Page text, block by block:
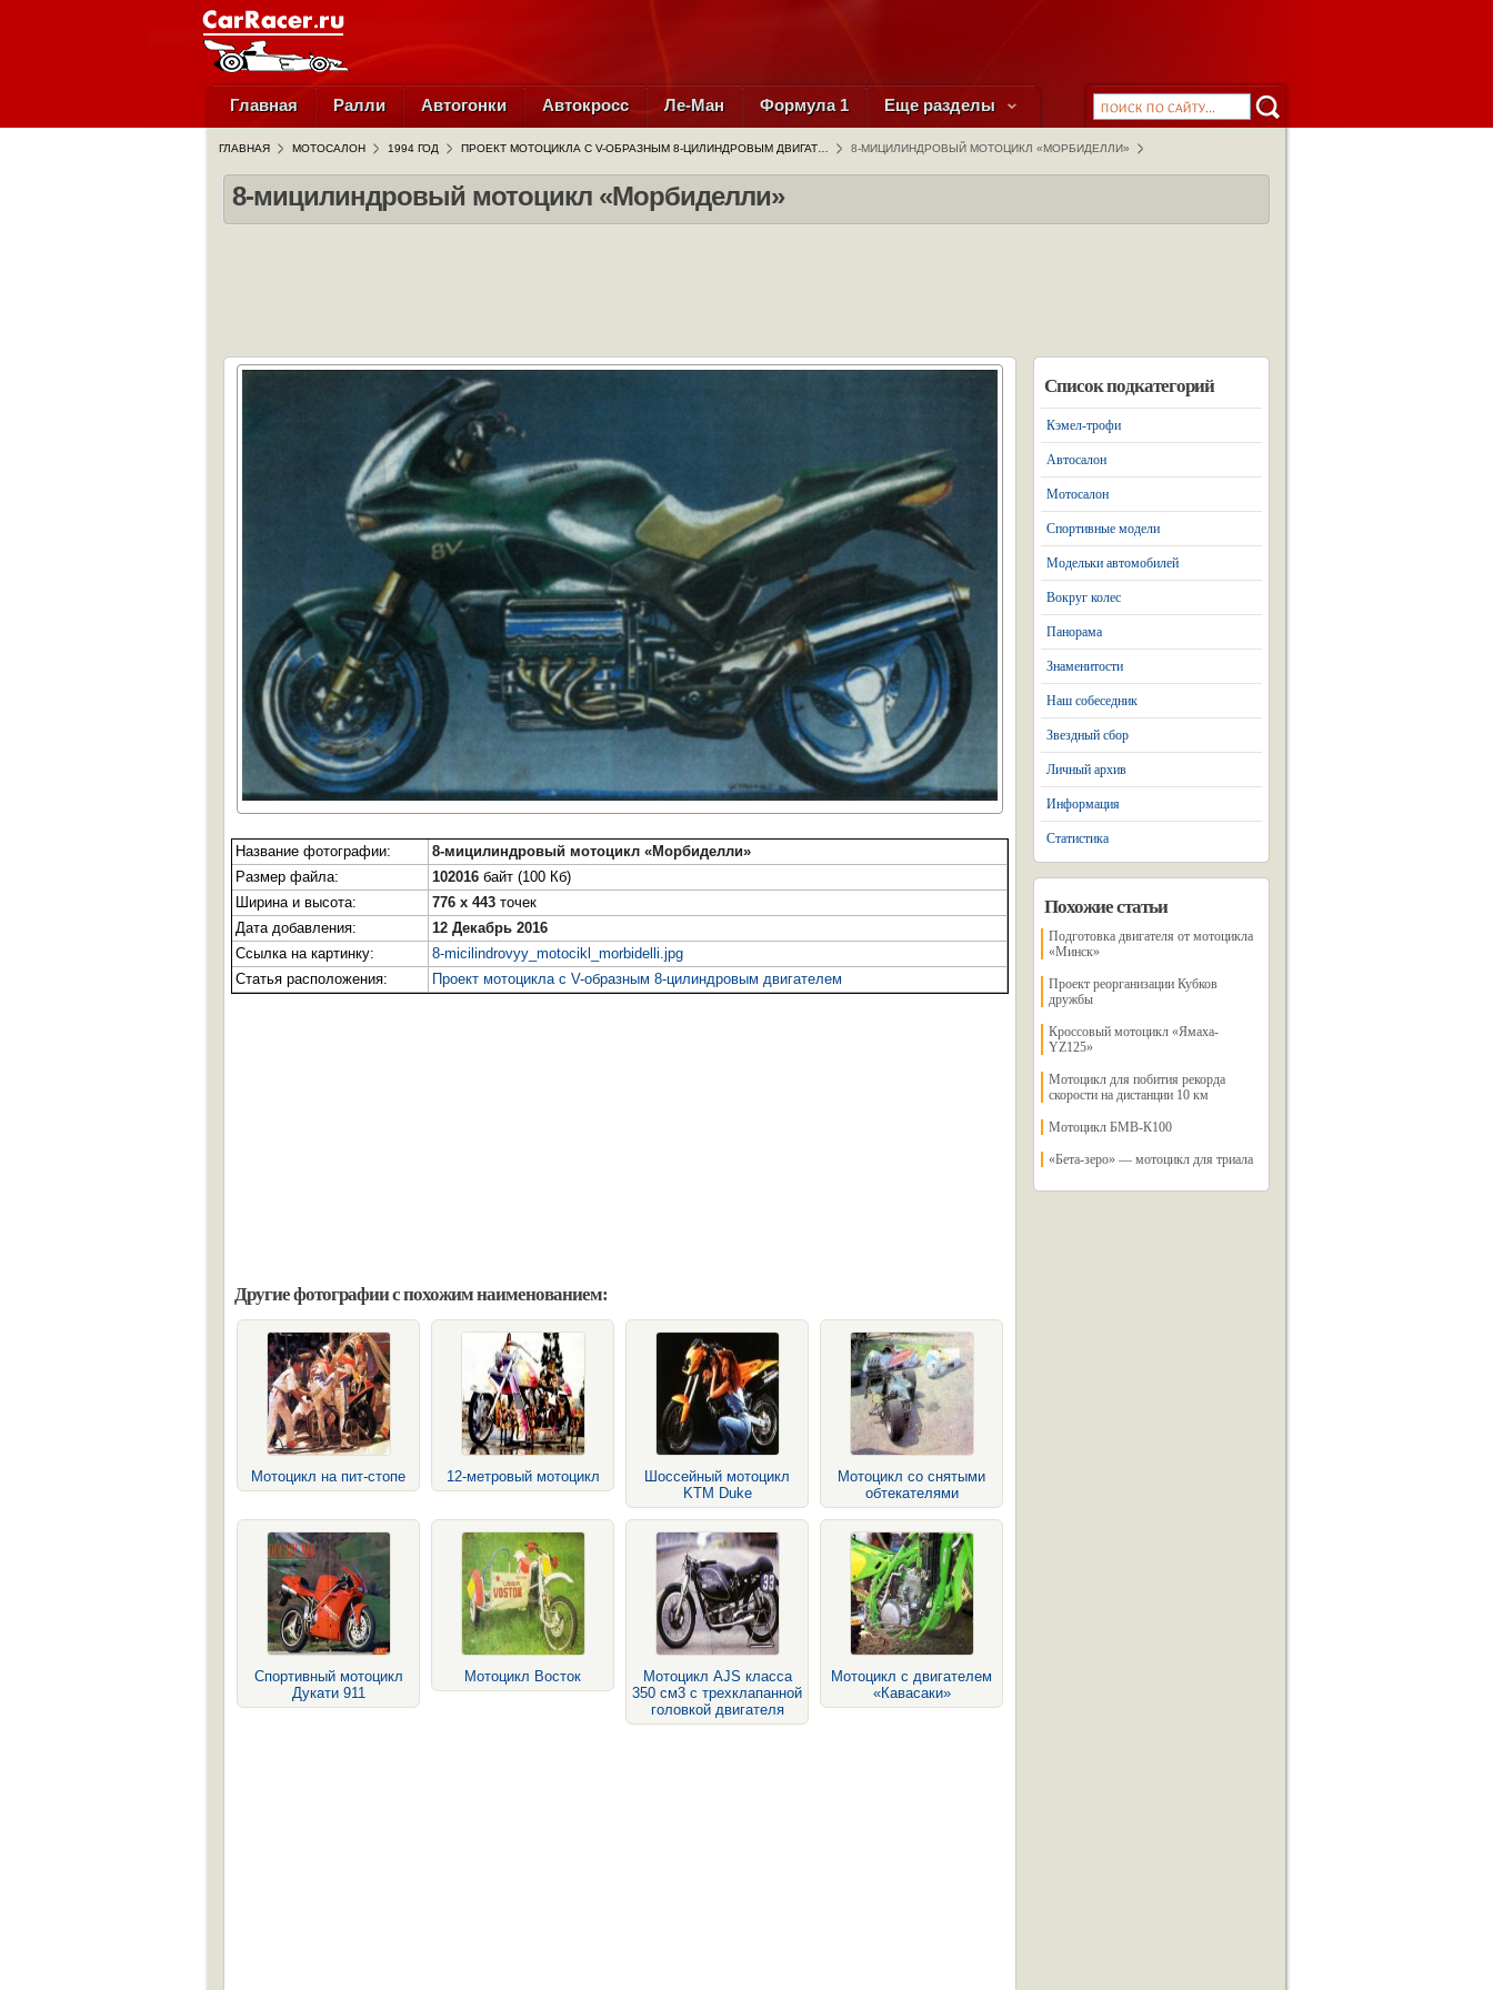
Главная Ралли Автогонки Автокросс Ле-Ман Формула 1 Еще разделы
ГЛАВНАЯ МОТОСАЛОН 1994 ГОД ПРОЕКТ МОТОЦИКЛА С V-ОБРАЗНЫМ 8-ЦИЛИНДРОВЫМ ДВИГАТ… 8-МИЦИЛИНДРОВЫЙ МОТОЦИКЛ «МОРБИДЕЛЛИ»
8-мицилиндровый мотоцикл «Морбиделли»
Название фотографии:
8-мицилиндровый мотоцикл «Морбиделли»
Размер файла:
102016 байт (100 Кб)
Ширина и высота:
776 x 443 точек
Дата добавления:
12 Декабрь 2016
Ссылка на картинку:
8-micilindrovyy_motocikl_morbidelli.jpg
Статья расположения:
Проект мотоцикла с V-образным 8-цилиндровым двигателем
Другие фотографии с похожим наименованием:
Мотоцикл на пит-стопе 12-метровый мотоцикл
Шоссейный мотоцикл
KTM Duke
Мотоцикл со снятыми
обтекателями
Спортивный мотоцикл
Дукати 911
Мотоцикл Восток
Мотоцикл AJS класса
350 см3 с трехклапанной
головкой двигателя
Мотоцикл с двигателем
«Кавасаки»
Список подкатегорий
Кэмел-трофи
Автосалон
Мотосалон
Спортивные модели
Модельки автомобилей
Вокруг колес
Панорама
Знаменитости
Наш собеседник
Звездный сбор
Личный архив
Информация
Статистика
Похожие статьи
Подготовка двигателя от мотоцикла
«Минск»
Проект реорганизации Кубков
дружбы
Кроссовый мотоцикл «Ямаха-
YZ125»
Мотоцикл для побития рекорда
скорости на дистанции 10 км
Мотоцикл БМВ-К100
«Бета-зеро» — мотоцикл для триала